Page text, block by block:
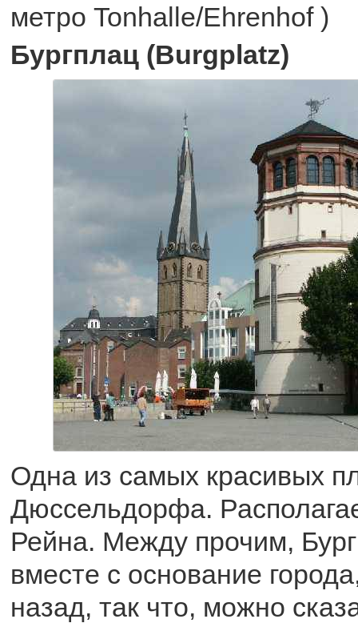
метро Tonhalle/Ehrenhof )
Бургплац (Burgplatz)
Одна из самых красивых
Дюссельдорфа.
Рейна. Между прочим,
вместе с основание
назад, так что, можно